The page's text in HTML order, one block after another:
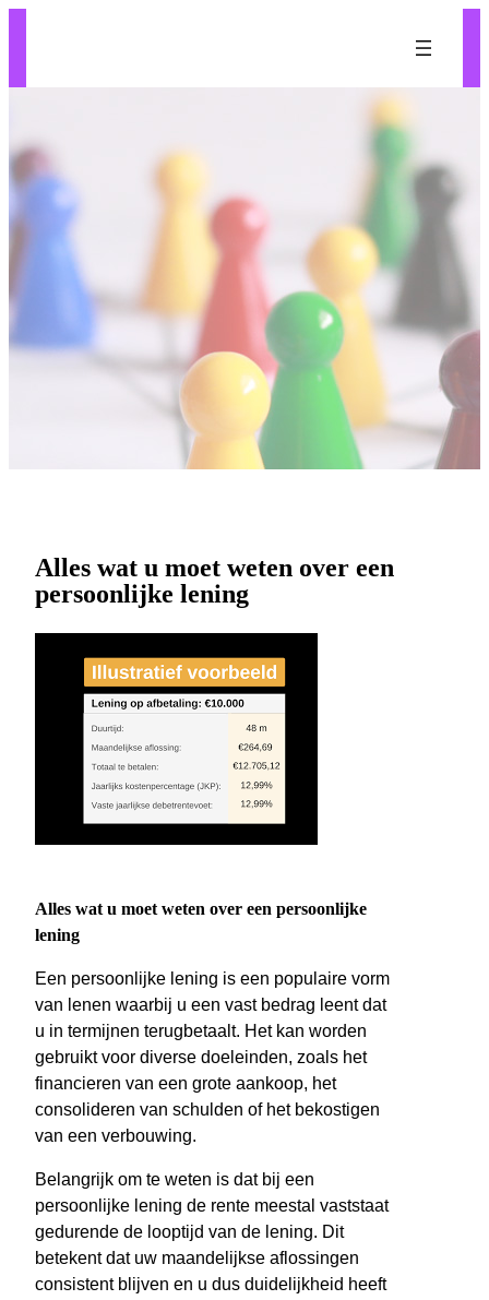
Alles wat u moet weten over een
persoonlijke lening
Alles wat u moet weten over een persoonlijke
lening
Een persoonlijke lening is een populaire vorm
van lenen waarbij u een vast bedrag leent dat
u in termijnen terugbetaalt. Het kan worden
gebruikt voor diverse doeleinden, zoals het
financieren van een grote aankoop, het
consolideren van schulden of het bekostigen
van een verbouwing.
Belangrijk om te weten is dat bij een
persoonlijke lening de rente meestal vaststaat
gedurende de looptijd van de lening. Dit
betekent dat uw maandelijkse aflossingen
consistent blijven en u dus duidelijkheid heeft